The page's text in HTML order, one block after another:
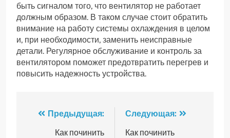
быть сигналом того, что вентилятор не работает
должным образом. В таком случае стоит обратить
внимание на работу системы охлаждения в целом
и, при необходимости, заменить неисправные
детали. Регулярное обслуживание и контроль за
вентилятором поможет предотвратить перегрев и
повысить надежность устройства.
Навигация
Предыдущая:
Как починить
Следующая:
Как починить